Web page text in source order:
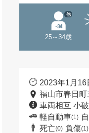
25～34歳
他
2023年1月16
福山市春日
車両相互 小
軽自動車(1)
死亡(0) 負傷(1)